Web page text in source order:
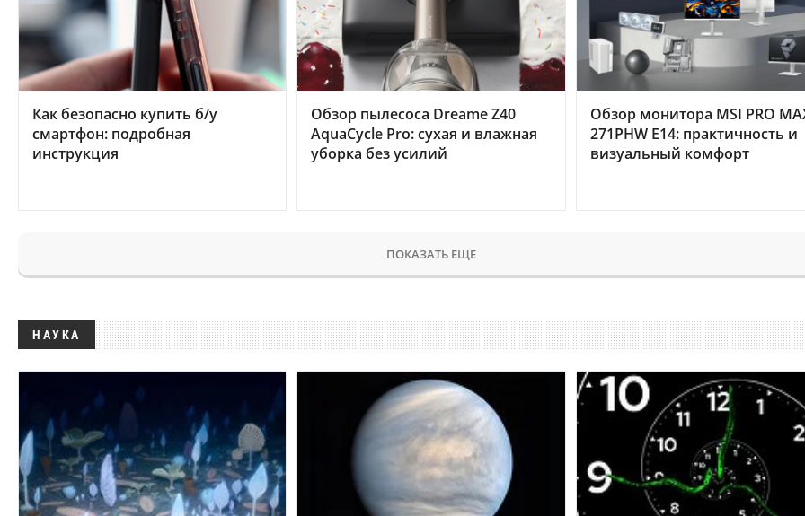
Как безопасно купить б/у
смартфон: подробная
инструкция
Обзор пылесоса Dreame Z40
AquaCycle Pro: сухая и влажная
уборка без усилий
Обзор монитора MSI PRO
271PHW E14: практичность и
визуальный комфорт
ПОКАЗАТЬ ЕЩЕ
НАУКА